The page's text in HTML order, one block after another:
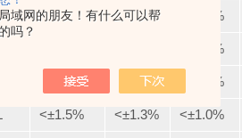
域网的朋友！有什么可以帮
吗？
<±2.5%2) <±1.8% <±1.0%
<±1.0%
<±2.5% <±1.8% <±1.0%
<±1.5% <±1.3% <±1.0%